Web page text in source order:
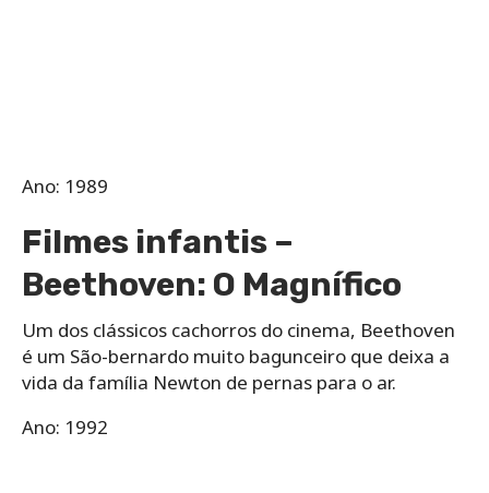
Ano: 1989
Filmes infantis –
Beethoven: O Magnífico
Um dos clássicos cachorros do cinema, Beethoven
é um São-bernardo muito bagunceiro que deixa a
vida da família Newton de pernas para o ar.
Ano: 1992